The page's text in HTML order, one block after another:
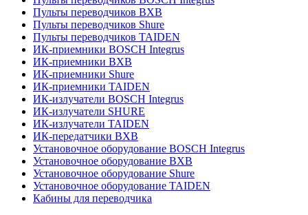
Пульты переводчиков BXB
Пульты переводчиков Shure
Пульты переводчиков TAIDEN
ИК-приемники BOSCH Integrus
ИК-приемники BXB
ИК-приемники Shure
ИК-приемники TAIDEN
ИК-излучатели BOSCH Integrus
ИК-излучатели SHURE
ИК-излучатели TAIDEN
ИК-передатчики BXB
Установочное оборудование BOSCH Integrus
Установочное оборудование BXB
Установочное оборудование Shure
Установочное оборудование TAIDEN
Кабины для переводчика